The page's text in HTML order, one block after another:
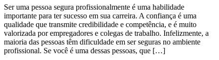
Ser uma pessoa segura profissionalmente é uma habilidade
importante para ter sucesso em sua carreira. A confiança é uma
qualidade que transmite credibilidade e competência, e é muito
valorizada por empregadores e colegas de trabalho. Infelizmente, a
maioria das pessoas têm dificuldade em ser seguras no ambiente
profissional. Se você é uma dessas pessoas, que […]